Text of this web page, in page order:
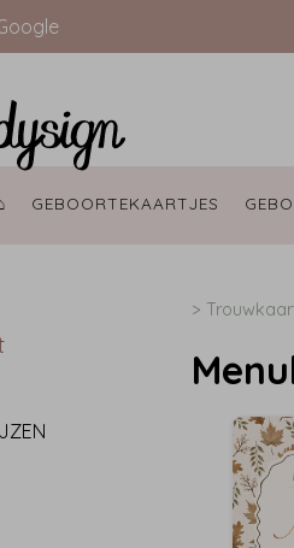
GEBOORTEKAARTJES
>